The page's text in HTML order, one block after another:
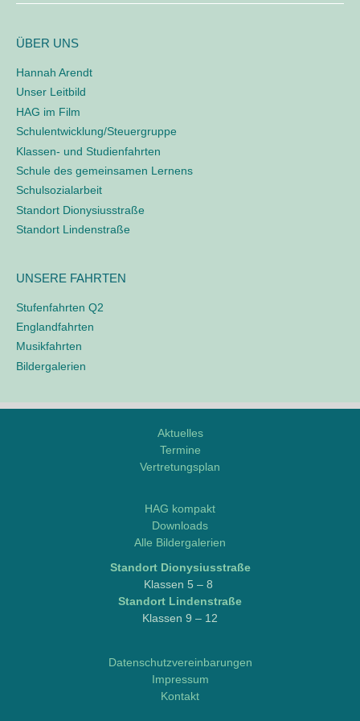
g
i
n
o
e
n
h
:
ÜBER UNS
Hannah Arendt
Unser Leitbild
HAG im Film
Schulentwicklung/Steuergruppe
Klassen- und Studienfahrten
Schule des gemeinsamen Lernens
Schulsozialarbeit
Standort Dionysiusstraße
Standort Lindenstraße
UNSERE FAHRTEN
Stufenfahrten Q2
Englandfahrten
Musikfahrten
Bildergalerien
Aktuelles
Termine
Vertretungsplan
e
/
L
o
n
e
HAG kompakt
Downloads
Alle Bildergalerien
Stand­ort Dionysiusstraße
Klas­sen 5 – 8
Stand­ort Lindenstraße
Klas­sen 9 – 12
Datenschutzvereinbarungen
Impressum
Kontakt